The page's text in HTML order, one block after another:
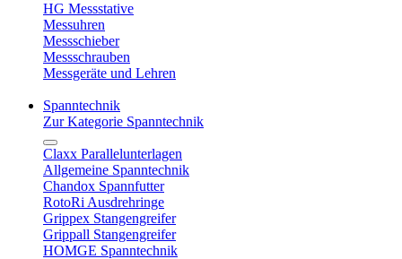
HG Messstative
Messuhren
Messschieber
Messschrauben
Messgeräte und Lehren
Spanntechnik
Zur Kategorie Spanntechnik
Claxx Parallelunterlagen
Allgemeine Spanntechnik
Chandox Spannfutter
RotoRi Ausdrehringe
Grippex Stangengreifer
Grippall Stangengreifer
HOMGE Spanntechnik